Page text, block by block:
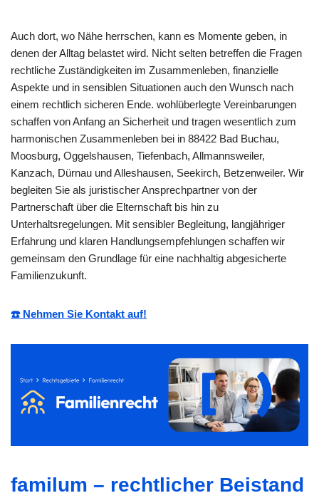
Auch dort, wo Nähe herrschen, kann es Momente geben, in
denen der Alltag belastet wird. Nicht selten betreffen die Fragen
rechtliche Zuständigkeiten im Zusammenleben, finanzielle
Aspekte und in sensiblen Situationen auch den Wunsch nach
einem rechtlich sicheren Ende. wohlüberlegte Vereinbarungen
schaffen von Anfang an Sicherheit und tragen wesentlich zum
harmonischen Zusammenleben bei in 88422 Bad Buchau,
Moosburg, Oggelshausen, Tiefenbach, Allmannsweiler,
Kanzach, Dürnau und Alleshausen, Seekirch, Betzenweiler. Wir
begleiten Sie als juristischer Ansprechpartner von der
Partnerschaft über die Elternschaft bis hin zu
Unterhaltsregelungen. Mit sensibler Begleitung, langjähriger
Erfahrung und klaren Handlungsempfehlungen schaffen wir
gemeinsam den Grundlage für eine nachhaltig abgesicherte
Familienzukunft.
☎️ Nehmen Sie Kontakt auf!
familum – rechtlicher Beistand